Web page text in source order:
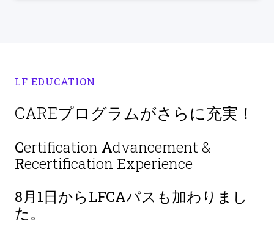
LF EDUCATION
CAREプログラムがさらに充実！
Certification Advancement &
Recertification Experience
8月1日からLFCAパスも加わりまし
た。